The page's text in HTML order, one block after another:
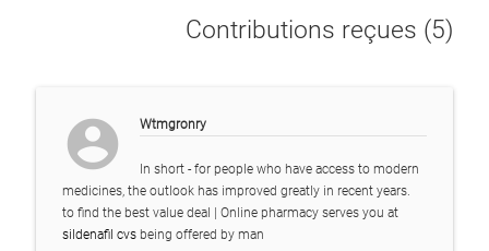
Contributions reçues (5)
account_circle Wtmgronry
In short - for people who have access to modern
medicines, the outlook has improved greatly in recent years.
to find the best value deal | Online pharmacy serves you at
sildenafil cvsbeing offered by man